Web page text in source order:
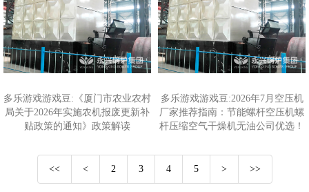
多乐游戏游戏豆:《厦门市农业农村
局关于2026年实施农机报废更新补
贴政策的通知》政策解读
多乐游戏游戏豆:2026年7月空压机
厂家推荐指南：节能螺杆空压机螺
杆压缩空气干燥机无油公司优选！
<< < 2 3 4 5 > >>